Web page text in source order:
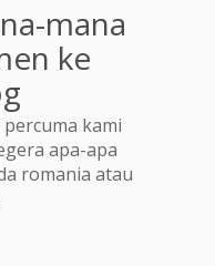
mana
ke
kami
apa-apa
romania atau